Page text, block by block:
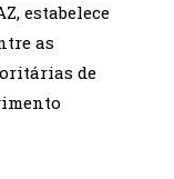
estabelece
as
de